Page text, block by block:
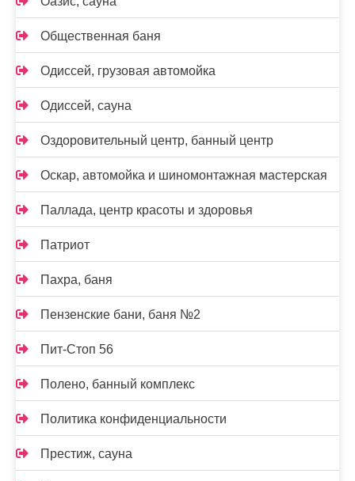
Общественная баня
Одиссей, грузовая автомойка
Одиссей, сауна
Оздоровительный центр, банный центр
Оскар, автомойка и шиномонтажная мастерская
Паллада, центр красоты и здоровья
Патриот
Пахра, баня
Пензенские бани, баня №2
Пит-Стоп 56
Полено, банный комплекс
Политика конфиденциальности
Престиж, сауна